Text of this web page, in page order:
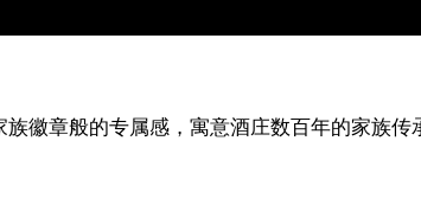
徽章般的专属感，寓意酒庄数百年的家族传